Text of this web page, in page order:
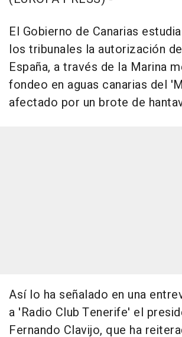
El Gobierno de Canarias
los tribunales la autorización
España, a través de la Marina
fondeo en aguas canarias del
afectado por un brote de
Así lo ha señalado en una
a 'Radio Club Tenerife' el
Fernando Clavijo, que ha